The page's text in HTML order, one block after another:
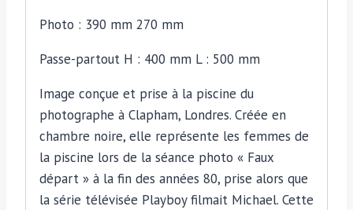
photo
Interview,
par
Michael
Joseph
Photo : 390 mm 270 mm
Passe-partout H : 400 mm L : 500 mm
Image conçue et prise à la piscine du
photographe à Clapham, Londres. Créée en
chambre noire, elle représente les femmes de
la piscine lors de la séance photo « Faux
départ » à la fin des années 80, prise alors que
la série télévisée Playboy filmait Michael. Cette